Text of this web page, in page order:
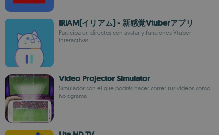
IRIAM(イリアム) - 新感覚Vtuberアプリ
Participa en directos con avatar y funciones Vtuber
interactivas
Video Projector Simulator
Simulador con el que podrás hacer correr tus vídeos como
holograma